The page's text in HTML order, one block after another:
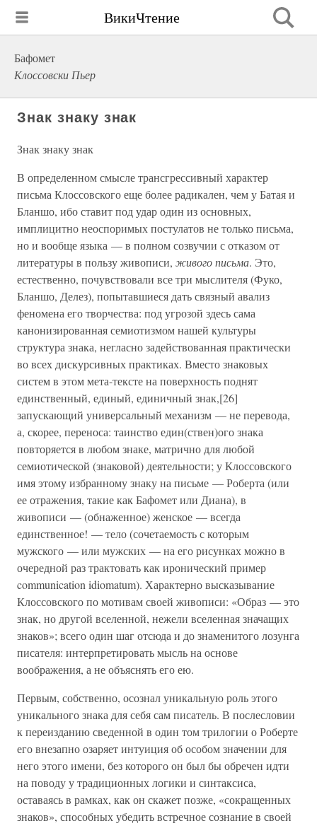
ВикиЧтение
Бафомет
Клоссовски Пьер
Знак знаку знак
Знак знаку знак
В определенном смысле трансгрессивный характер
письма Клоссовского еще более радикален, чем у Батая и
Бланшо, ибо ставит под удар один из основных,
имплицитно неоспоримых постулатов не только письма,
но и вообще языка — в полном созвучии с отказом от
литературы в пользу живописи, живого письма. Это,
естественно, почувствовали все три мыслителя (Фуко,
Бланшо, Делез), попытавшиеся дать связный авализ
феномена его творчества: под угрозой здесь сама
канонизированная семиотизмом нашей культуры
структура знака, негласно задействованная практически
во всех дискурсивных практиках. Вместо знаковых
систем в этом мета-тексте на поверхность поднят
единственный, единый, единичный знак,[26]
запускающий универсальный механизм — не перевода,
а, скорее, переноса: таинство един(ствен)ого знака
повторяется в любом знаке, матрично для любой
семиотической (знаковой) деятельности; у Клоссовского
имя этому избранному знаку на письме — Роберта (или
ее отражения, такие как Бафомет или Диана), в
живописи — (обнаженное) женское — всегда
единственное! — тело (сочетаемость с которым
мужского — или мужских — на его рисунках можно в
очередной раз трактовать как иронический пример
communication idiomatum). Характерно высказывание
Клоссовского по мотивам своей живописи: «Образ — это
знак, но другой вселенной, нежели вселенная значащих
знаков»; всего один шаг отсюда и до знаменитого лозунга
писателя: интерпретировать мысль на основе
воображения, а не объяснять его ею.
Первым, собственно, осознал уникальную роль этого
уникального знака для себя сам писатель. В послесловии
к переизданию сведенной в один том трилогии о Роберте
его внезапно озаряет интуиция об особом значении для
него этого имени, без которого он был бы обречен идти
на поводу у традиционных логики и синтаксиса,
оставаясь в рамках, как он скажет позже, «сокращенных
знаков», способных убедить встречное сознание в своей